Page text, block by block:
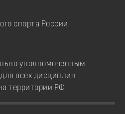
спорта России
уполномоченным
всех дисциплин
территории РФ